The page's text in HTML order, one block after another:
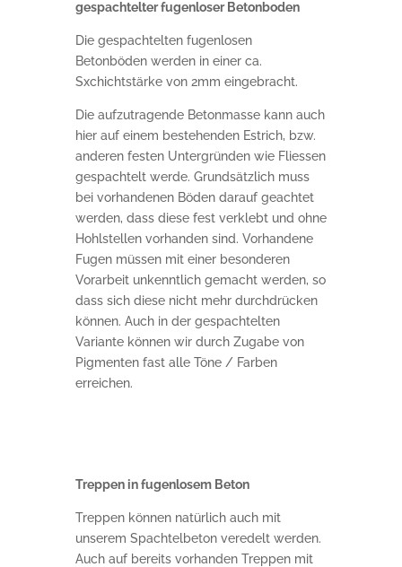
gespachtelter fugenloser Betonboden
Die gespachtelten fugenlosen
Betonböden werden in einer ca.
Sxchichtstärke von 2mm eingebracht.
Die aufzutragende Betonmasse kann auch
hier auf einem bestehenden Estrich, bzw.
anderen festen Untergründen wie Fliessen
gespachtelt werde. Grundsätzlich muss
bei vorhandenen Böden darauf geachtet
werden, dass diese fest verklebt und ohne
Hohlstellen vorhanden sind. Vorhandene
Fugen müssen mit einer besonderen
Vorarbeit unkenntlich gemacht werden, so
dass sich diese nicht mehr durchdrücken
können. Auch in der gespachtelten
Variante können wir durch Zugabe von
Pigmenten fast alle Töne / Farben
erreichen.
Treppen in fugenlosem Beton
Treppen können natürlich auch mit
unserem Spachtelbeton veredelt werden.
Auch auf bereits vorhanden Treppen mit